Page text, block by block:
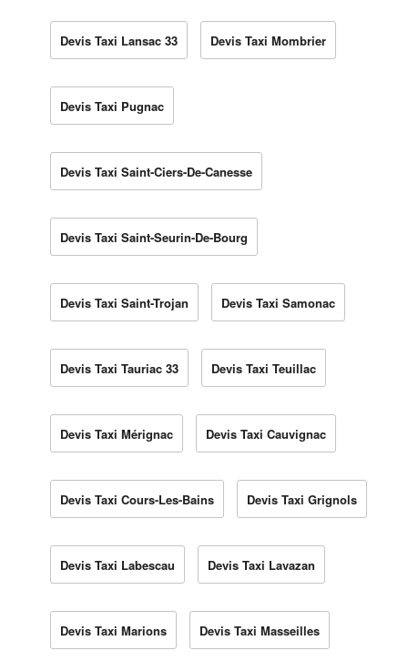
Devis Taxi Lansac 33 Devis Taxi Mombrier
Devis Taxi Pugnac
Devis Taxi Saint-Ciers-De-Canesse
Devis Taxi Saint-Seurin-De-Bourg
Devis Taxi Saint-Trojan Devis Taxi Samonac
Devis Taxi Tauriac 33 Devis Taxi Teuillac
Devis Taxi Mérignac Devis Taxi Cauvignac
Devis Taxi Cours-Les-Bains Devis Taxi Grignols
Devis Taxi Labescau Devis Taxi Lavazan
Devis Taxi Marions Devis Taxi Masseilles